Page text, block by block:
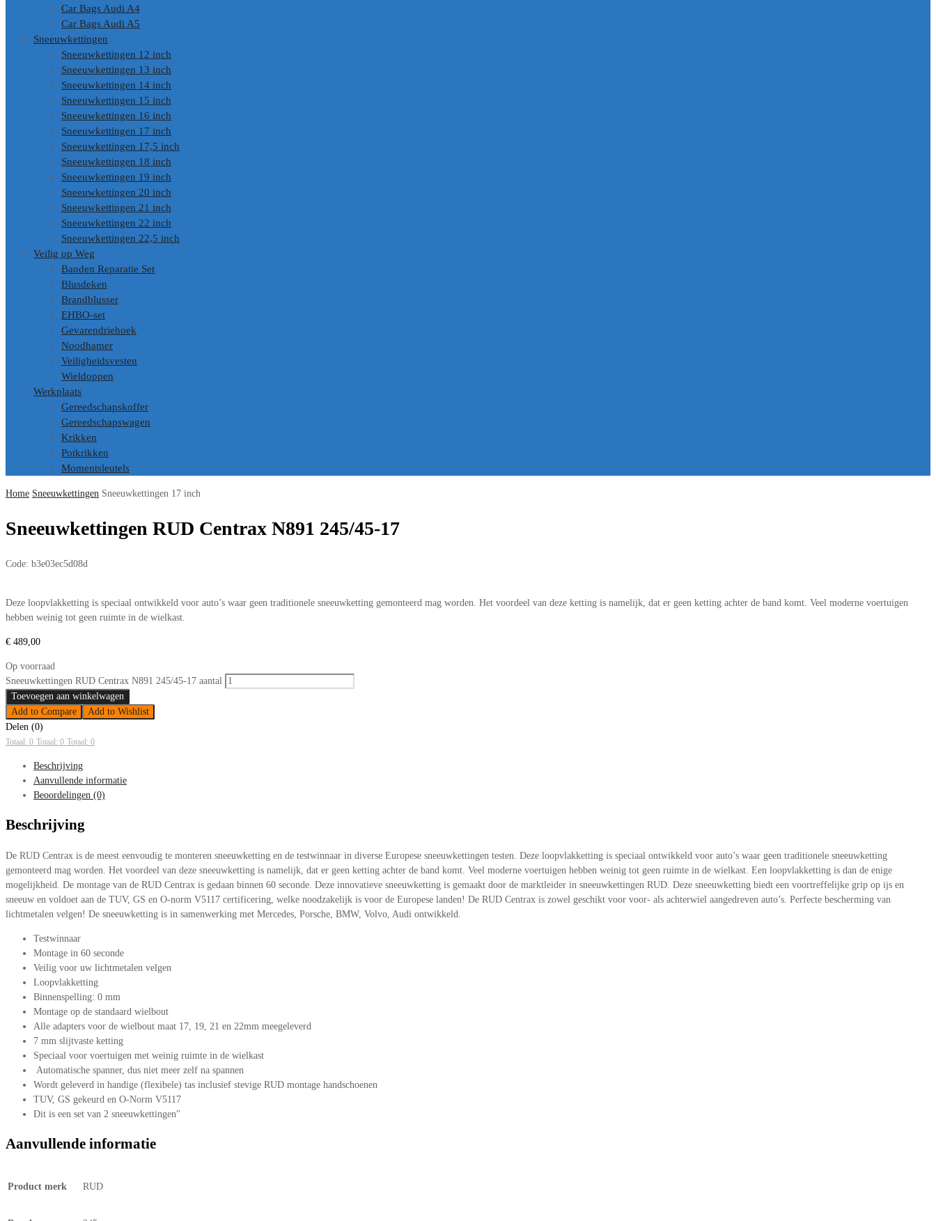
Car Bags Audi A4
Car Bags Audi A5
Sneeuwkettingen
Sneeuwkettingen 12 inch
Sneeuwkettingen 13 inch
Sneeuwkettingen 14 inch
Sneeuwkettingen 15 inch
Sneeuwkettingen 16 inch
Sneeuwkettingen 17 inch
Sneeuwkettingen 17,5 inch
Sneeuwkettingen 18 inch
Sneeuwkettingen 19 inch
Sneeuwkettingen 20 inch
Sneeuwkettingen 21 inch
Sneeuwkettingen 22 inch
Sneeuwkettingen 22,5 inch
Veilig op Weg
Banden Reparatie Set
Blusdeken
Brandblusser
EHBO-set
Gevarendriehoek
Noodhamer
Veiligheidsvesten
Wieldoppen
Werkplaats
Gereedschapskoffer
Gereedschapswagen
Krikken
Potkrikken
Momentsleutels
Home Sneeuwkettingen Sneeuwkettingen 17 inch
Sneeuwkettingen RUD Centrax N891 245/45-17
Code: b3e03ec5d08d
Deze loopvlakketting is speciaal ontwikkeld voor auto’s waar geen traditionele sneeuwketting gemonteerd mag worden. Het voordeel van deze ketting is namelijk, dat er geen ketting achter de band komt. Veel moderne voertuigen
hebben weinig tot geen ruimte in de wielkast.
€ 489,00
Op voorraad
Sneeuwkettingen RUD Centrax N891 245/45-17 aantal
Toevoegen aan winkelwagen
Add to Compare
Add to Wishlist
Delen (0)
Totaal: 0 Totaal: 0 Totaal: 0
Beschrijving
Aanvullende informatie
Beoordelingen (0)
Beschrijving
De RUD Centrax is de meest eenvoudig te monteren sneeuwketting en de testwinnaar in diverse Europese sneeuwkettingen testen. Deze loopvlakketting is speciaal ontwikkeld voor auto’s waar geen traditionele sneeuwketting
gemonteerd mag worden. Het voordeel van deze sneeuwketting is namelijk, dat er geen ketting achter de band komt. Veel moderne voertuigen hebben weinig tot geen ruimte in de wielkast. Een loopvlakketting is dan de enige
mogelijkheid. De montage van de RUD Centrax is gedaan binnen 60 seconde. Deze innovatieve sneeuwketting is gemaakt door de marktleider in sneeuwkettingen RUD. Deze sneeuwketting biedt een voortreffelijke grip op ijs en
sneeuw en voldoet aan de TUV, GS en O-norm V5117 certificering, welke noodzakelijk is voor de Europese landen! De RUD Centrax is zowel geschikt voor voor- als achterwiel aangedreven auto’s. Perfecte bescherming van
lichtmetalen velgen! De sneeuwketting is in samenwerking met Mercedes, Porsche, BMW, Volvo, Audi ontwikkeld.
Testwinnaar
Montage in 60 seconde
Veilig voor uw lichtmetalen velgen
Loopvlakketting
Binnenspelling: 0 mm
Montage op de standaard wielbout
Alle adapters voor de wielbout maat 17, 19, 21 en 22mm meegeleverd
7 mm slijtvaste ketting
Speciaal voor voertuigen met weinig ruimte in de wielkast
Automatische spanner, dus niet meer zelf na spannen
Wordt geleverd in handige (flexibele) tas inclusief stevige RUD montage handschoenen
TUV, GS gekeurd en O-Norm V5117
Dit is een set van 2 sneeuwkettingen"
Aanvullende informatie
Product merk RUD